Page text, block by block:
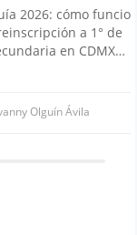
2026: cómo
a 1° de
en CDMX…
Olguín Ávila